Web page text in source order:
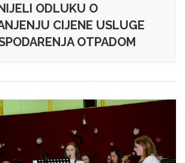
ODLUKU O
CIJENE USLUGE
OTPADOM